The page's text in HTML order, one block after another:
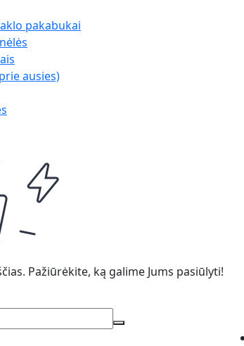
pakabukai
ausies)
Pažiūrėkite, ką galime Jums pasiūlyti!